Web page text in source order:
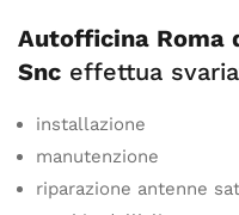
Autofficina Roma
Snc effettua
installazione
manutenzione
riparazione antenne